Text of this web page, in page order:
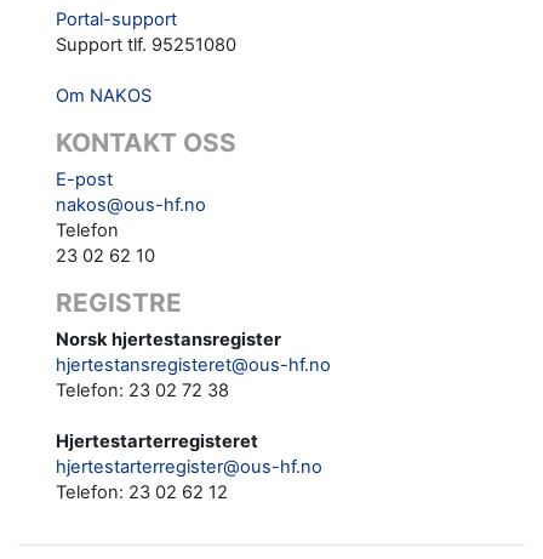
Portal-support
Support tlf. 95251080
Om NAKOS
KONTAKT OSS
E-post
nakos@ous-hf.no
Telefon
23 02 62 10
REGISTRE
Norsk hjertestansregister
hjertestansregisteret@ous-hf.no
Telefon: 23 02 72 38
Hjertestarterregisteret
hjertestarterregister@ous-hf.no
Telefon: 23 02 62 12‬‬